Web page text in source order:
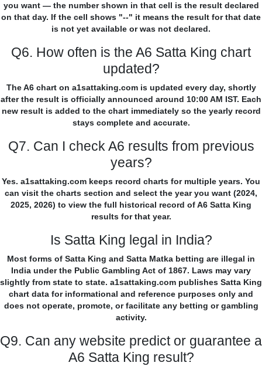
you want — the number shown in that cell is the result declared
on that day. If the cell shows "--" it means the result for that date
is not yet available or was not declared.
Q6. How often is the A6 Satta King chart
updated?
The A6 chart on a1sattaking.com is updated every day, shortly
after the result is officially announced around 10:00 AM IST. Each
new result is added to the chart immediately so the yearly record
stays complete and accurate.
Q7. Can I check A6 results from previous
years?
Yes. a1sattaking.com keeps record charts for multiple years. You
can visit the charts section and select the year you want (2024,
2025, 2026) to view the full historical record of A6 Satta King
results for that year.
Is Satta King legal in India?
Most forms of Satta King and Satta Matka betting are illegal in
India under the Public Gambling Act of 1867. Laws may vary
slightly from state to state. a1sattaking.com publishes Satta King
chart data for informational and reference purposes only and
does not operate, promote, or facilitate any betting or gambling
activity.
Q9. Can any website predict or guarantee a
A6 Satta King result?